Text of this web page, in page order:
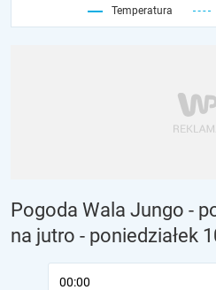
Temperatura
Pogoda Wala Jungo -
na jutro - poniedziałek
00:00